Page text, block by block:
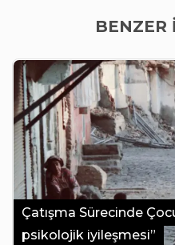
BENZER
Çatışma Sürecinde
psikolojik iyileşmesi”